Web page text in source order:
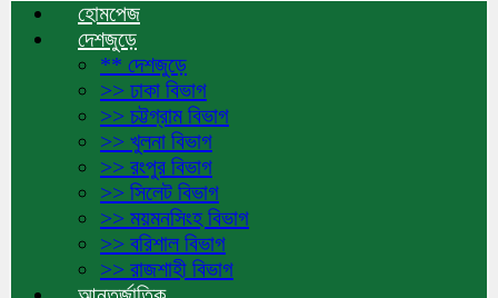
হোমপেজ
দেশজুড়ে
** দেশজুড়ে
>> ঢাকা বিভাগ
>> চট্টগ্রাম বিভাগ
>> খুলনা বিভাগ
>> রংপুর বিভাগ
>> সিলেট বিভাগ
>> ময়মনসিংহ বিভাগ
>> বরিশাল বিভাগ
>> রাজশাহী বিভাগ